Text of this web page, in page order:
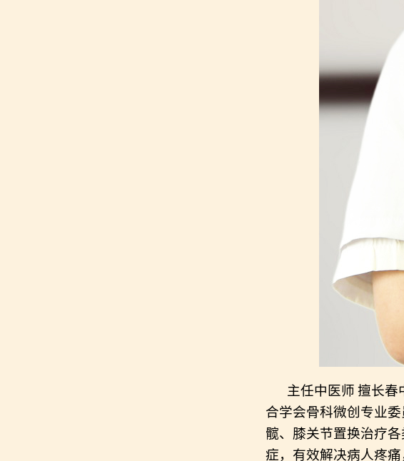
主任中医师 擅长春
合学会骨科微创专业
髋、膝关节置换治疗
症，有效解决病人疼痛